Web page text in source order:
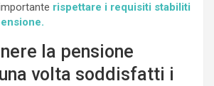
rispettare i requisiti stabiliti
la pensione
volta soddisfatti i